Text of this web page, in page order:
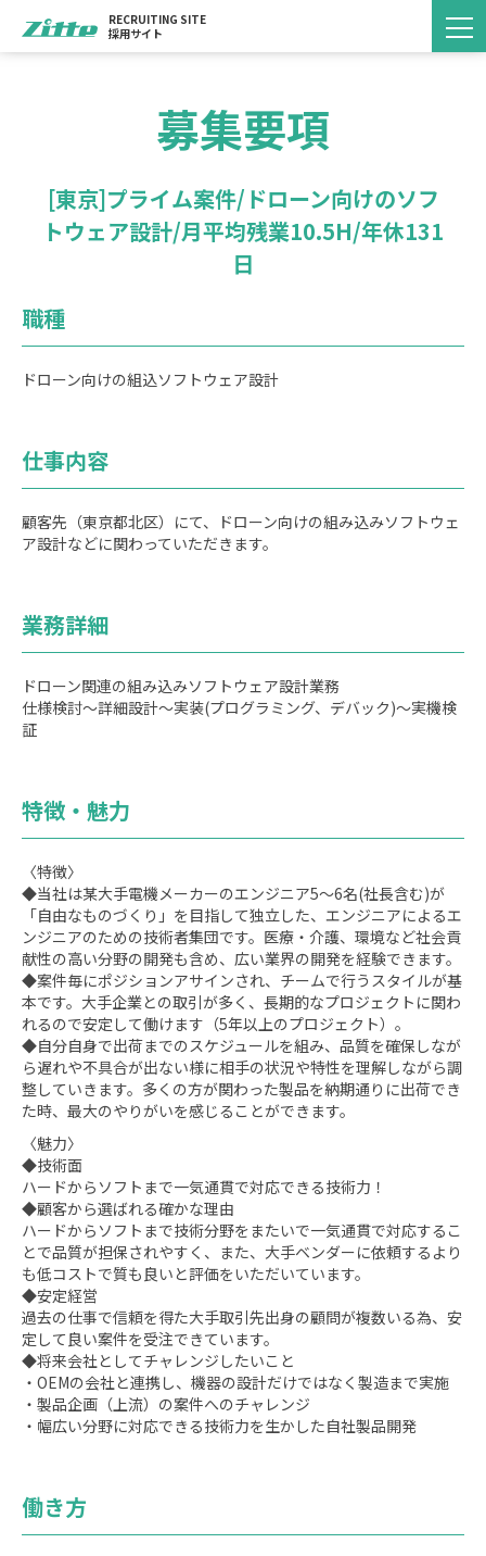
RECRUITING SITE
採用サイト
リクルートホーム エントリー一覧
[東京]プライム案件/ドローン向けのソフトウェア設…
募集要項
[東京]プライム案件/ドローン向けのソフ
トウェア設計/月平均残業10.5H/年休131
日
職種
ドローン向けの組込ソフトウェア設計
仕事内容
顧客先（東京都北区）にて、ドローン向けの組み込みソフトウェ
ア設計などに関わっていただきます。
業務詳細
ドローン関連の組み込みソフトウェア設計業務
仕様検討～詳細設計～実装(プログラミング、デバック)～実機検
証
特徴・魅力
〈特徴〉
◆当社は某大手電機メーカーのエンジニア5～6名(社長含む)が
「自由なものづくり」を目指して独立した、エンジニアによるエ
ンジニアのための技術者集団です。医療・介護、環境など社会貢
献性の高い分野の開発も含め、広い業界の開発を経験できます。
◆案件毎にポジションアサインされ、チームで行うスタイルが基
本です。大手企業との取引が多く、長期的なプロジェクトに関わ
れるので安定して働けます（5年以上のプロジェクト）。
◆自分自身で出荷までのスケジュールを組み、品質を確保しなが
ら遅れや不具合が出ない様に相手の状況や特性を理解しながら調
整していきます。多くの方が関わった製品を納期通りに出荷でき
た時、最大のやりがいを感じることができます。
〈魅力〉
◆技術面
ハードからソフトまで一気通貫で対応できる技術力！
◆顧客から選ばれる確かな理由
ハードからソフトまで技術分野をまたいで一気通貫で対応するこ
とで品質が担保されやすく、また、大手ベンダーに依頼するより
も低コストで質も良いと評価をいただいています。
◆安定経営
過去の仕事で信頼を得た大手取引先出身の顧問が複数いる為、安
定して良い案件を受注できています。
◆将来会社としてチャレンジしたいこと
・OEMの会社と連携し、機器の設計だけではなく製造まで実施
・製品企画（上流）の案件へのチャレンジ
・幅広い分野に対応できる技術力を生かした自社製品開発
働き方